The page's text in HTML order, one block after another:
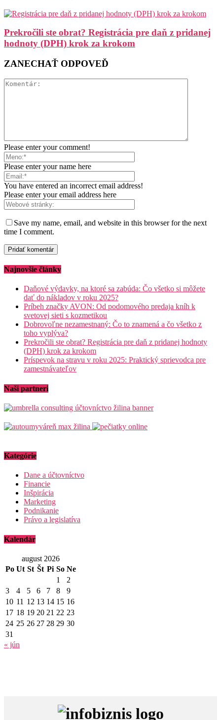
Prekročili ste obrat? Registrácia pre daň z pridanej
hodnoty (DPH) krok za krokom
ZANECHAŤ ODPOVEĎ
Please enter your comment!
Please enter your name here
You have entered an incorrect email address!
Please enter your email address here
Save my name, email, and website in this browser for the next
time I comment.
Najnovšie články
Daňové výdavky, na ktoré sa zabúda: Čo všetko si môžete
dať do nákladov v roku 2025?
Príbeh značky AVON: Od podomového predaja kníh k
svetovej sieti s kozmetikou
Dobrovoľne nezamestnaný: Čo to znamená a čo všetko z
toho vyplýva?
Prekročili ste obrat? Registrácia pre daň z pridanej hodnoty
(DPH) krok za krokom
Príspevok na stravu v roku 2025: Praktický sprievodca pre
zamestnávateľov
Naši partneri
Kategórie
Dane a účtovníctvo
Financie
Inšpirácia
Marketing
Podnikanie
Právo a legislatíva
Kalendár
august 2026
Po Ut St Št Pi So Ne
1
2
3
4 5 6 7 8
9
10 11 12 13 14 15 16
17 18 19 20 21 22 23
24 25 26 27 28 29 30
31
« jún